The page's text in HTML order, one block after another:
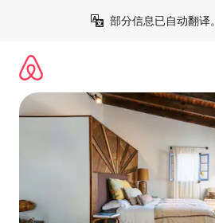
部分信息已自动翻译。